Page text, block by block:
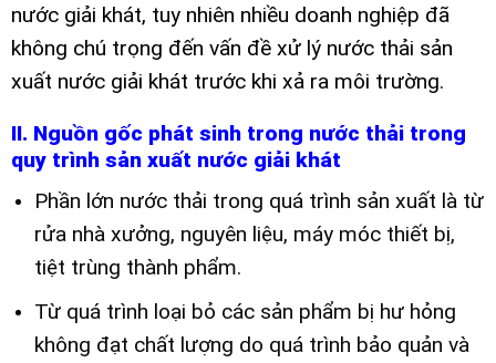
nước giải khát, tuy nhiên nhiều doanh nghiệp đã
không chú trọng đến vấn đề xử lý nước thải sản
xuất nước giải khát trước khi xả ra môi trường.
II. Nguồn gốc phát sinh trong nước thải trong
quy trình sản xuất nước giải khát
Phần lớn nước thải trong quá trình sản xuất là từ
rửa nhà xưởng, nguyên liệu, máy móc thiết bị,
tiệt trùng thành phẩm.
Từ quá trình loại bỏ các sản phẩm bị hư hỏng
không đạt chất lượng do quá trình bảo quản và